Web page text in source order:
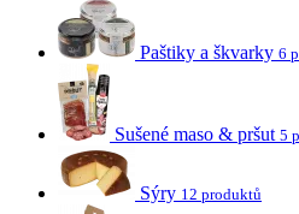
Paštiky a škvarky 6
Sušené maso & pršut 5
Sýry 12 produktů